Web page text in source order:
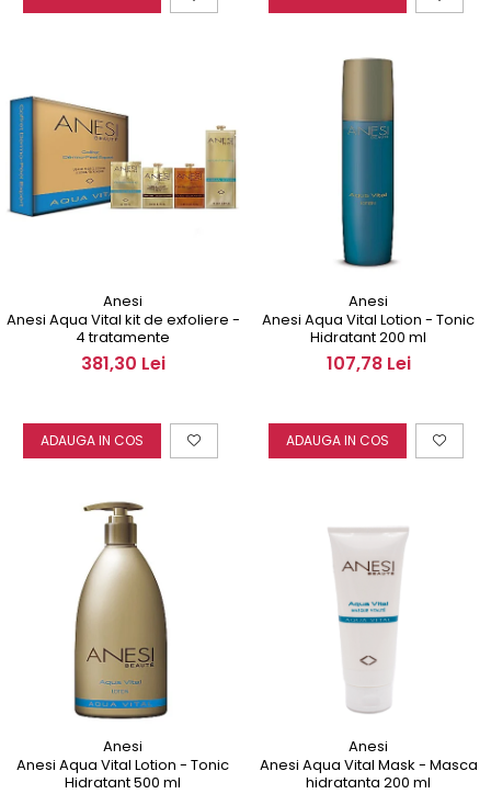
Anesi
Anesi Aqua Vital kit de exfoliere -
4 tratamente
381,30 Lei
ADAUGA IN COS
Anesi
Anesi Aqua Vital Lotion - Tonic
Hidratant 200 ml
107,78 Lei
ADAUGA IN COS
Anesi
Anesi Aqua Vital Lotion - Tonic
Hidratant 500 ml
Anesi
Anesi Aqua Vital Mask - Masca
hidratanta 200 ml